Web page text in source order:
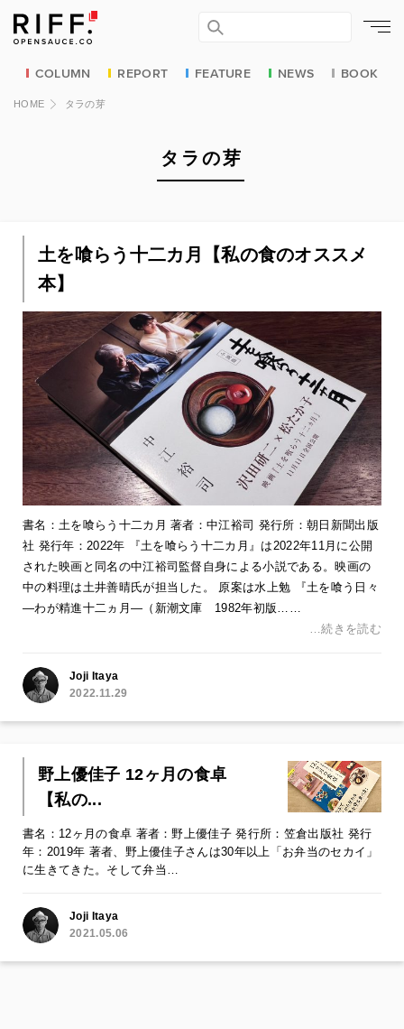
COLUMN REPORT FEATURE NEWS BOOK
HOME タラの芽
タラの芽
土を喰らう十二カ月【私の食のオススメ
本】
書名：土を喰らう十二カ月 著者：中江裕司 発行所：朝日新聞出版
社 発行年：2022年 『土を喰らう十二カ月』は2022年11月に公開
された映画と同名の中江裕司監督自身による小説である。映画の
中の料理は土井善晴氏が担当した。 原案は水上勉 『土を喰う日々
―わが精進十二ヵ月―（新潮文庫 1982年初版……
…続きを読む
Joji Itaya
2022.11.29
野上優佳子 12ヶ月の食卓
【私の...
書名：12ヶ月の食卓 著者：野上優佳子 発行所：笠倉出版社 発行
年：2019年 著者、野上優佳子さんは30年以上「お弁当のセカイ」
に生きてきた。そして弁当…
Joji Itaya
2021.05.06